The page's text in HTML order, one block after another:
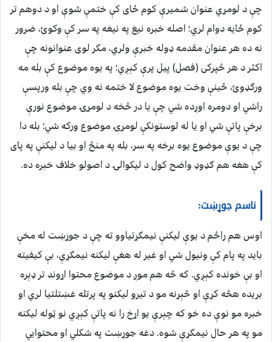
چې د لومړي عنوان شمیرې کوم ځای کې ختمې شوې او د دوهم تر
کوم ځایه دوام لري؛ اصله خبره نیغ په نیغه په سر کې وکوئ، ضرور
نه ده هر عنوان مقدمه ډوله خبرې ولري، مګر لوی عنوانونه چې
اکثر د هر څپرکی (فصل) پیل پرې کېږي؛ په یوه موضوع کې بله مه
ورګډوئ، ځینې وخت یوه موضوع لا ختمه نه وي چې بله ورپسې
راشي او دومره اوږده شي چې یا در څخه د لومړۍ موضوع نورې
برخې پاتې شي او یا له لوستونکې لومړۍ موضوع ورکه شي؛ بله دا
چې د یوې موضوع یوه برخه په سر، بله په منځ او بیا د لیکنې په پای
کې هغه هم ګډوډ واضح کول د لیکوالۍ د اصولو خلاف خبره ده.
ناسم جوړښت:
اوس هم راځم د یوې لیکنې نیمګړتیاوو ته چې د جوړښت له مخې
باید په پام کې ونیول شي او غیر له هغې لیکنه نیمګړې، بې کیفیته
او بې خونده کېږي. که څه هم موږ د موضوع محتوا اړوند تر ډېره
بریده هڅه کړې او څېړنه مو د تیرو لیکنو په پرتله غښتلتیا لري او
خبره مو نوې ده خو که چېرې یو اړخ را نه پاتې کېږي نو ټوله لیکنه
مو په هر حال نیمګړې شوه. دغه جوړښت په شکلي او محتوایي